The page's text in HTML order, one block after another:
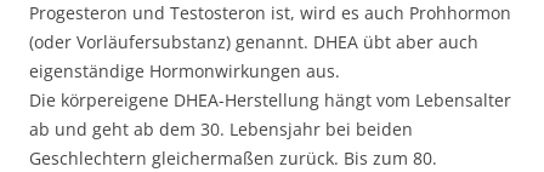
Progesteron und Testosteron ist, wird es auch Prohhormon
(oder Vorläufersubstanz) genannt. DHEA übt aber auch
eigenständige Hormonwirkungen aus.
Die körpereigene DHEA-Herstellung hängt vom Lebensalter
ab und geht ab dem 30. Lebensjahr bei beiden
Geschlechtern gleichermaßen zurück. Bis zum 80.